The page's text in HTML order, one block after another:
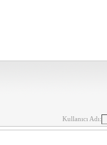
Kullanıcı Adı: